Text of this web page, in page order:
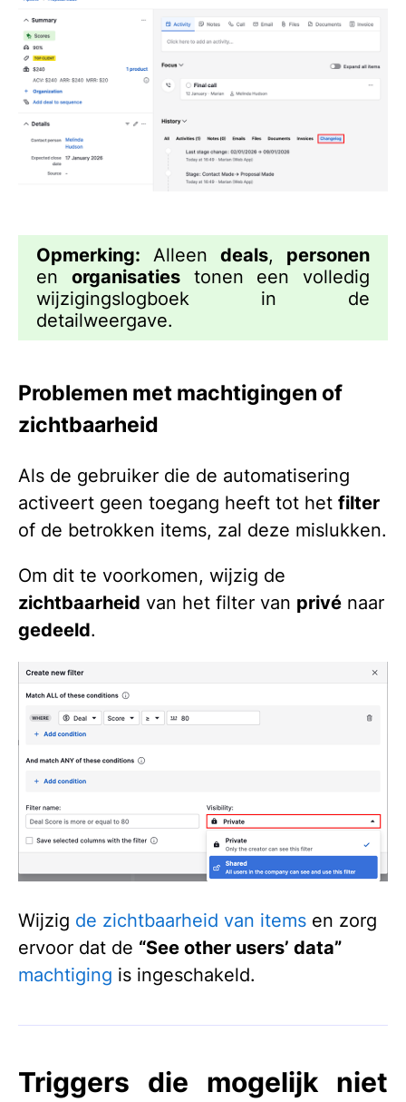
Opmerking: Alleen deals, personen
en organisatiestonen een volledig
wijzigingslogboek in de
detailweergave.
Problemen met machtigingen of
zichtbaarheid
Als de gebruiker die de automatisering
activeert geen toegang heeft tot het filter
of de betrokken items, zal deze mislukken.
Om dit te voorkomen, wijzig de
zichtbaarheid van het filter van privé naar
gedeeld.
Wijzig de zichtbaarheid van items en zorg
ervoor dat de “See other users’ data”
machtiging is ingeschakeld.
Triggers die mogelijk niet